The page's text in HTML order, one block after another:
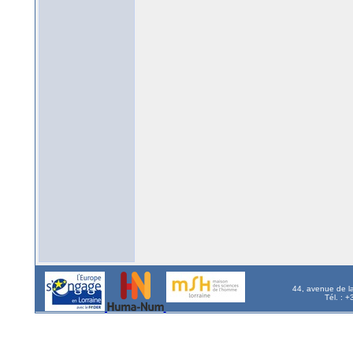
44, avenue de
Tél. :